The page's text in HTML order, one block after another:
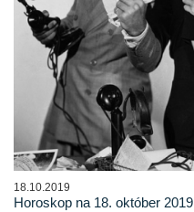
18.10.2019
Horoskop na 18. október 2019